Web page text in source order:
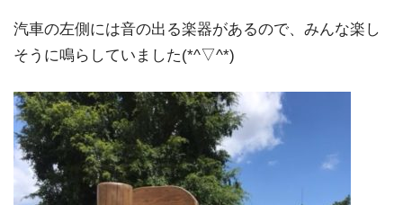
汽車の左側には音の出る楽器があるので、みんな楽し
そうに鳴らしていました(*^▽^*)